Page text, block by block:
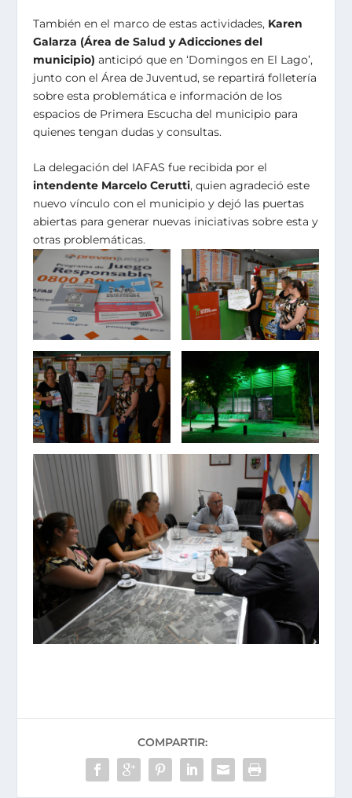
También en el marco de estas actividades, Karen
Galarza (Área de Salud y Adicciones del
municipio)anticipó que en ‘Domingos en El Lago’,
junto con el Área de Juventud, se repartirá folletería
sobre esta problemática e información de los
espacios de Primera Escucha del municipio para
quienes tengan dudas y consultas.
La delegación del IAFAS fue recibida por el
intendente Marcelo Cerutti, quien agradeció este
nuevo vínculo con el municipio y dejó las puertas
abiertas para generar nuevas iniciativas sobre esta y
otras problemáticas.
COMPARTIR: